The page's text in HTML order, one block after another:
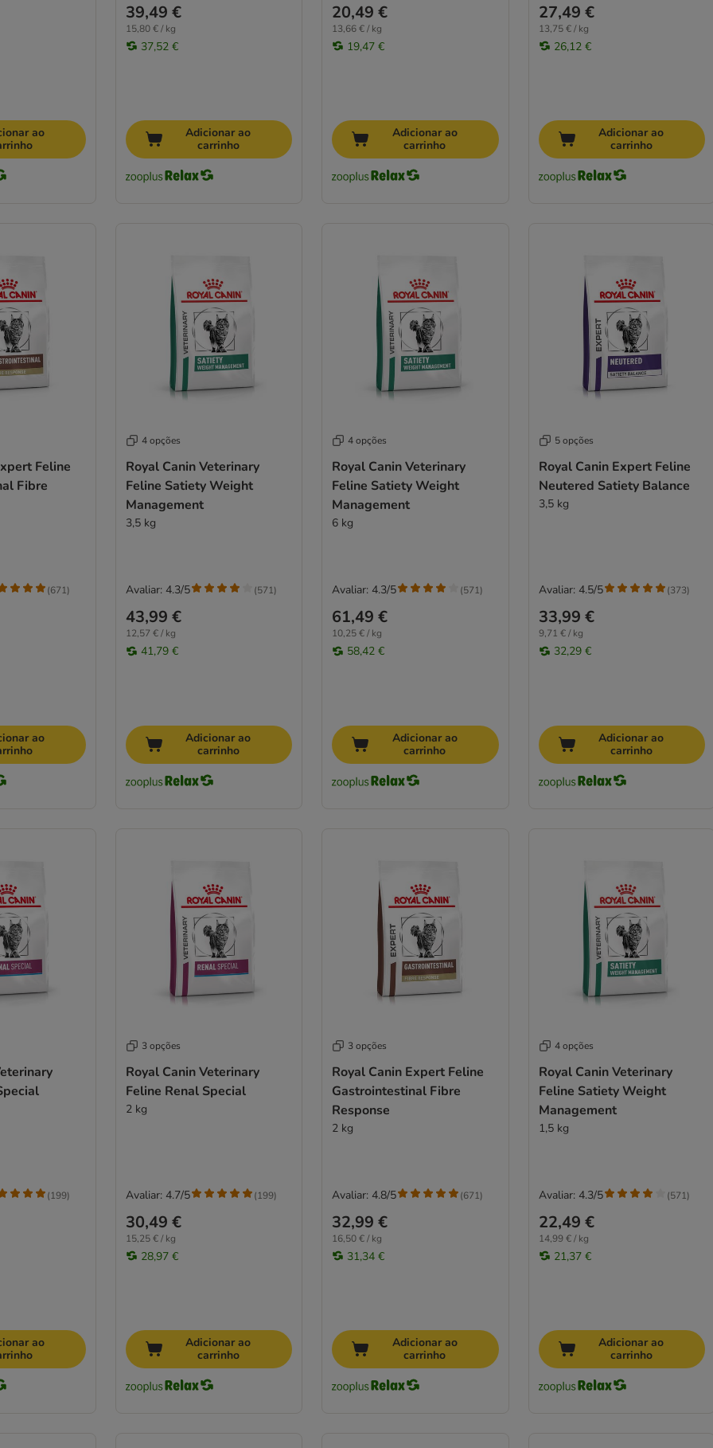
ao
39,49 €
15,80 € / kg
37,52 €
Adicionar ao
carrinho
20,49 €
13,66 € / kg
19,47 €
Adicionar ao
carrinho
27,49 €
13,75 € / kg
26,12 €
Adicionar ao
carrinho
Feline
Fibre
(671)
ao
4 opções
Royal Canin Veterinary
Feline Satiety Weight
Management
3,5 kg
43,99 €
12,57 € / kg
41,79 €
Avaliar: 4.3/5 (571)
Adicionar ao
carrinho
4 opções
Royal Canin Veterinary
Feline Satiety Weight
Management
6 kg
61,49 €
10,25 € / kg
58,42 €
Avaliar: 4.3/5 (571)
Adicionar ao
carrinho
5 opções
Royal Canin Expert Feline
Neutered Satiety Balance
3,5 kg
33,99 €
9,71 € / kg
32,29 €
Avaliar: 4.5/5 (373)
Adicionar ao
carrinho
(199)
ao
3 opções
Royal Canin Veterinary
Feline Renal Special
2 kg
30,49 €
15,25 € / kg
28,97 €
Avaliar: 4.7/5 (199)
Adicionar ao
carrinho
3 opções
Royal Canin Expert Feline
Gastrointestinal Fibre
Response
2 kg
32,99 €
16,50 € / kg
31,34 €
Avaliar: 4.8/5 (671)
Adicionar ao
carrinho
4 opções
Royal Canin Veterinary
Feline Satiety Weight
Management
1,5 kg
22,49 €
14,99 € / kg
21,37 €
Avaliar: 4.3/5 (571)
Adicionar ao
carrinho